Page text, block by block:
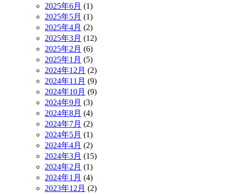
2025年6月 (1)
2025年5月 (1)
2025年4月 (2)
2025年3月 (12)
2025年2月 (6)
2025年1月 (5)
2024年12月 (2)
2024年11月 (9)
2024年10月 (9)
2024年9月 (3)
2024年8月 (4)
2024年7月 (2)
2024年5月 (1)
2024年4月 (2)
2024年3月 (15)
2024年2月 (1)
2024年1月 (4)
2023年12月 (2)